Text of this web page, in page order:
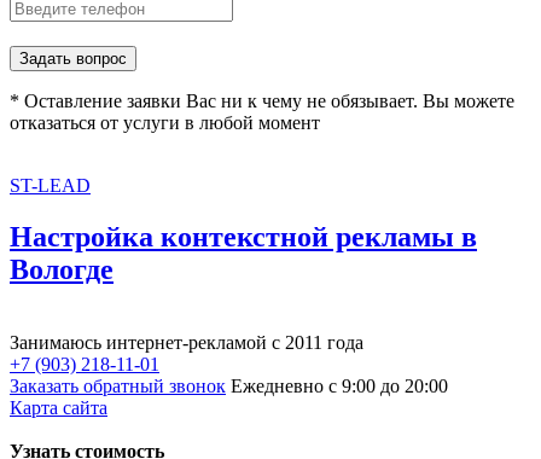
Задать вопрос
* Оставление заявки Вас ни к чему не обязывает. Вы можете
отказаться от услуги в любой момент
ST-LEAD
Настройка контекстной рекламы в
Вологде
Занимаюсь интернет-рекламой с 2011 года
+7 (903) 218-11-01
Заказать обратный звонок Ежедневно с 9:00 до 20:00
Карта сайта
Узнать стоимость